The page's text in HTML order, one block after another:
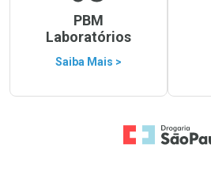
PBM
Laboratórios
Saiba Mais >
Ir para a Home